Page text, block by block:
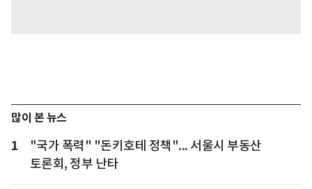
많이 본 뉴스
1
"국가 폭력" "돈키호테 정책"... 서울시 부동산
토론회, 정부 난타